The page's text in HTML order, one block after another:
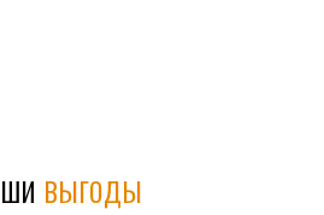
выгоды